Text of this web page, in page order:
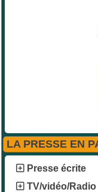
LA PRESSE EN
Presse écrite
TV/vidéo/Radio